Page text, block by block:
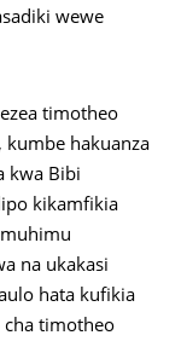
wewe
timotheo
kumbe hakuanza
kwa Bibi
kikamfikia
na ukakasi
hata kufikia
cha timotheo